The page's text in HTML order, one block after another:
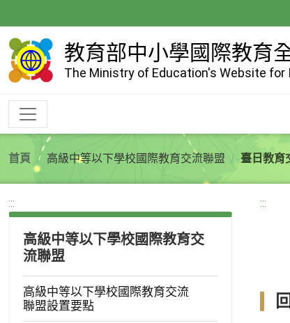
到
主
內
教育部中小學國際教育
The Ministry of Education's Website
首頁 高級中等以下學校國際教育交流聯盟 臺日教育
:::
高級中等以下學校國際教育交
流聯盟
高級中等以下學校國際教育交流
聯盟設置要點
:::